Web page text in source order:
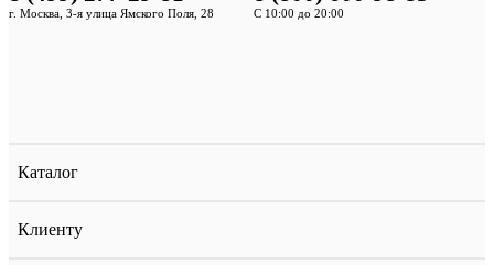
Каталог
Клиенту
г. Москва, 3-я улица Ямского Поля, 28 С 10:00 до 20:00